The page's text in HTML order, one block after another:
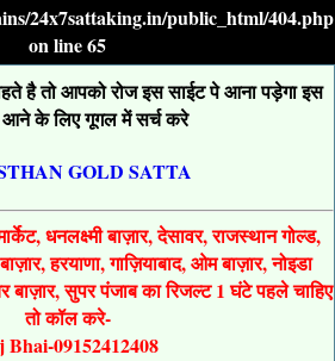
24x7sattaking.in/public_html/404.php
on line65
है तो आपको रोज इस साईट पे आना पड़ेगा इस
आने के लिए गूगल में सर्च करे
GOLD SATTA
धनलक्ष्मी बाज़ार, देसावर, राजस्थान गोल्ड,
हरयाणा, गाज़ियाबाद, ओम बाज़ार, नोइडा
बाज़ार, सुपर पंजाब का रिजल्ट 1 घंटे पहले चाहिए
तो कॉल करे-
Bhai-09152412408